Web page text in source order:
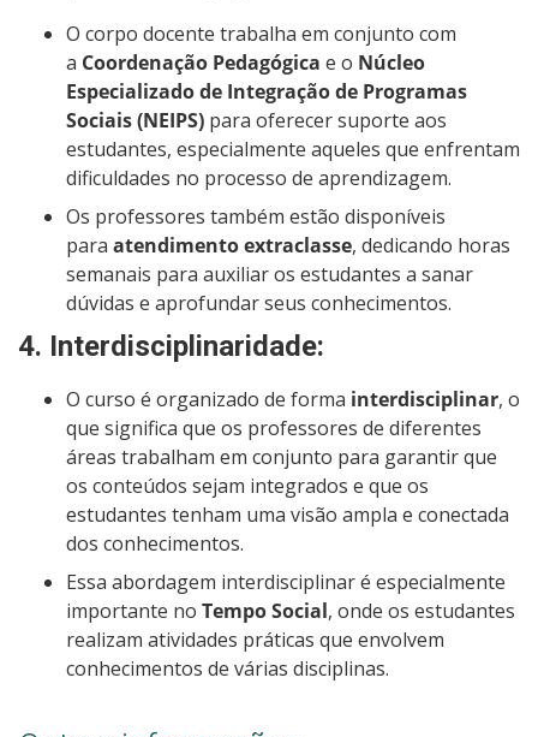
O corpo docente trabalha em conjunto com
a Coordenação Pedagógica e o Núcleo
Especializado de Integração de Programas
Sociais (NEIPS) para oferecer suporte aos
estudantes, especialmente aqueles que enfrentam
dificuldades no processo de aprendizagem.
Os professores também estão disponíveis
para atendimento extraclasse, dedicando horas
semanais para auxiliar os estudantes a sanar
dúvidas e aprofundar seus conhecimentos.
4. Interdisciplinaridade:
O curso é organizado de forma interdisciplinar, o
que significa que os professores de diferentes
áreas trabalham em conjunto para garantir que
os conteúdos sejam integrados e que os
estudantes tenham uma visão ampla e conectada
dos conhecimentos.
Essa abordagem interdisciplinar é especialmente
importante no Tempo Social, onde os estudantes
realizam atividades práticas que envolvem
conhecimentos de várias disciplinas.